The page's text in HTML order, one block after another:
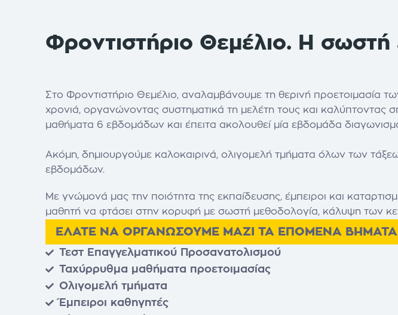
Φροντιστήριο Θεμέλιο. Η σωστή
Στο Φροντιστήριο Θεμέλιο, αναλαμβάνουμε τη θερινή προετοιμασία
χρονιά, οργανώνοντας συστηματικά τη μελέτη τους και καλύπτοντας
μαθήματα 6 εβδομάδων και έπειτα ακολουθεί μία εβδομάδα
Ακόμη, δημιουργούμε καλοκαιρινά, ολιγομελή τμήματα όλων των
εβδομάδων.
Με γνώμονά μας την ποιότητα της εκπαίδευσης, έμπειροι και
μαθητή να φτάσει στην κορυφή με σωστή μεθοδολογία, κάλυψη των
ΕΛΑΤΕ ΝΑ ΟΡΓΑΝΩΣΟΥΜΕ ΜΑΖΙ ΤΑ ΕΠΟΜΕΝΑ
Τεστ Επαγγελματικού Προσανατολισμού
Ταχύρρυθμα μαθήματα προετοιμασίας
Ολιγομελή τμήματα
Έμπειροι καθηγητές